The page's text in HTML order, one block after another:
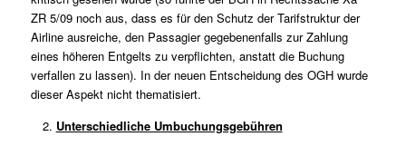
ZR 5/09noch aus, dass es für den Schutz der Tarifstruktur der
Airline ausreiche, den Passagier gegebenenfalls zur Zahlung
eines höheren Entgelts zu verpflichten, anstatt die Buchung
verfallen zu lassen). In der neuen Entscheidung des OGH wurde
dieser Aspekt nicht thematisiert.
Unterschiedliche Umbuchungsgebühren